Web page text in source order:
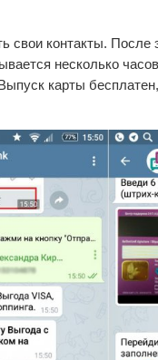
свои контакты. После
несколько
карты